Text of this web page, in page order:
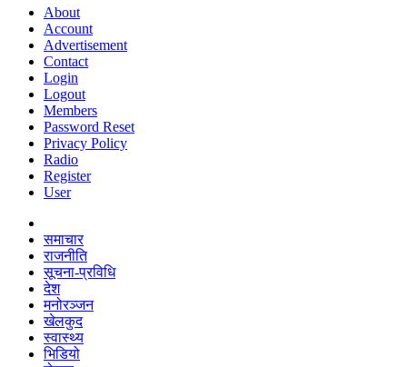
About
Account
Advertisement
Contact
Login
Logout
Members
Password Reset
Privacy Policy
Radio
Register
User
समाचार
राजनीति
सूचना-प्रविधि
देश
मनोरञ्जन
खेलकुद
स्वास्थ्य
भिडियो